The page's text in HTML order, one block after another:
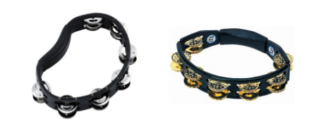
Negra
aros
dorados
61,00 € 59,00 € 58,00 €
No hay características para comparar